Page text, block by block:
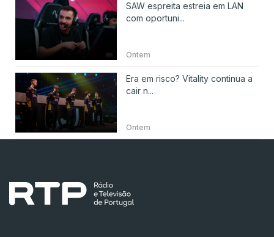
SAW espreita estreia em LAN
com oportuni...
Ontem
Era em risco? Vitality continua a
cair n...
Ontem